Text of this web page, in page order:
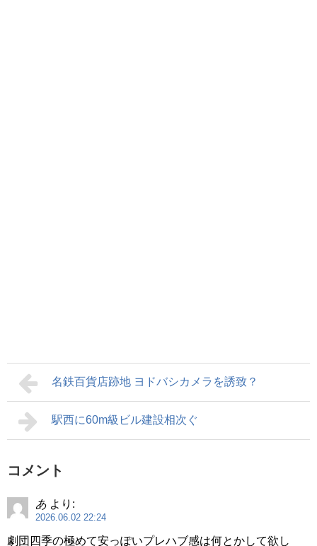
名鉄百貨店跡地 ヨドバシカメラを誘致？
駅西に60m級ビル建設相次ぐ
コメント
あ より:
2026.06.02 22:24
劇団四季の極めて安っぽいプレハブ感は何とかして欲し